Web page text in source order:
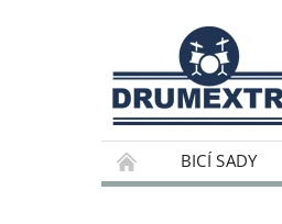
BICÍ SADY